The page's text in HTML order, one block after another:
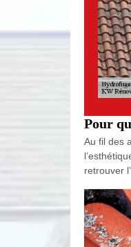
Pour
Au fil des
retrouver